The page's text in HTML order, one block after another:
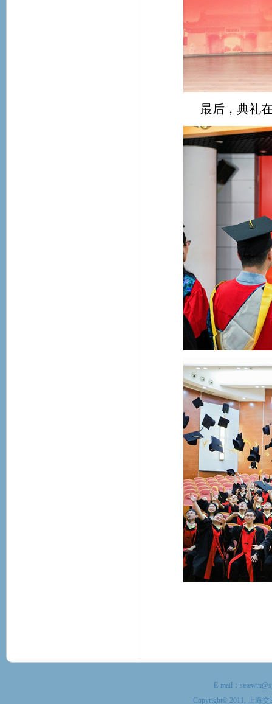
最后，典礼
E-mail：
Copyright© 2011, 上海